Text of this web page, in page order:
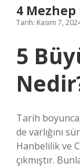
4
Tarih: Kasım 7,
5
Tarih
de varlığını
Hanbelilik ve
çıkmıştır.